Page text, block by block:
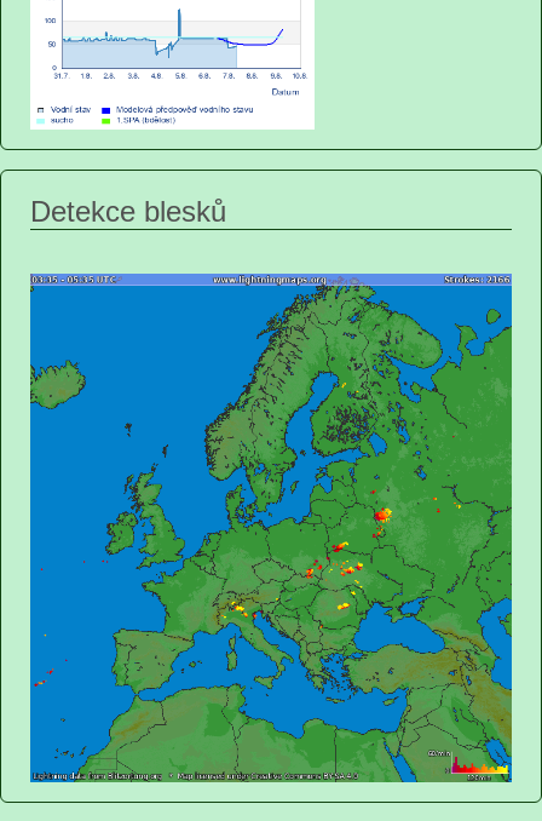
Detekce blesků